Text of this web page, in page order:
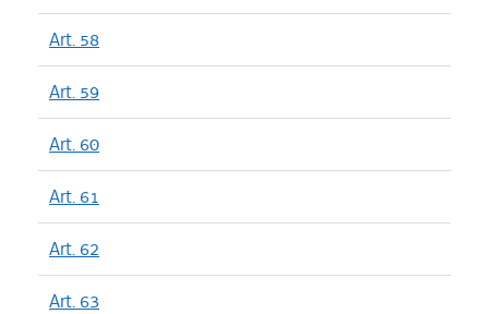
Art. 58
Art. 59
Art. 60
Art. 61
Art. 62
Art. 63